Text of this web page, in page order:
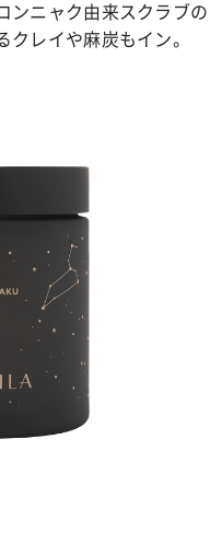
ンニャク由来スクラブの
レイや麻炭もイン。